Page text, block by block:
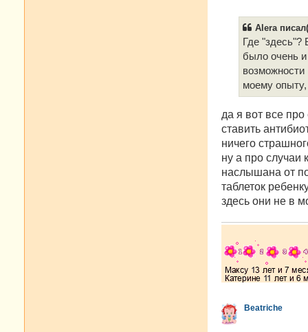
Alera
Где "здесь"?
было очень и
моему
да я вот все
ставить
ничего
ну а про случаи
наслышана от
таблеток
здесь они не в
Beatriche